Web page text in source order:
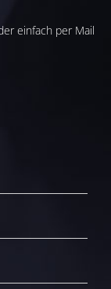
einfach per Mail